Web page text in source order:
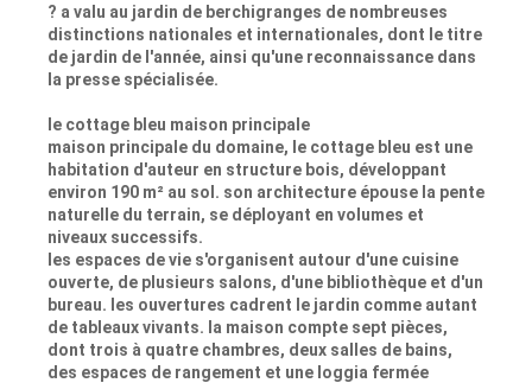
? a valu au jardin de berchigranges de nombreuses
distinctions nationales et internationales, dont le titre
de jardin de l'année, ainsi qu'une reconnaissance dans
la presse spécialisée.
le cottage bleu maison principale
maison principale du domaine, le cottage bleu est une
habitation d'auteur en structure bois, développant
environ 190 m² au sol. son architecture épouse la pente
naturelle du terrain, se déployant en volumes et
niveaux successifs.
les espaces de vie s'organisent autour d'une cuisine
ouverte, de plusieurs salons, d'une bibliothèque et d'un
bureau. les ouvertures cadrent le jardin comme autant
de tableaux vivants. la maison compte sept pièces,
dont trois à quatre chambres, deux salles de bains,
des espaces de rangement et une loggia fermée